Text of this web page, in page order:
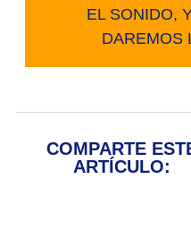
EL SONIDO,
DAREMOS
COMPARTE
ARTÍCULO: